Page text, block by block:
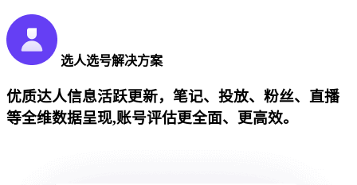
选人选号解决方案
优质达人信息活跃更新，笔记、投放、粉丝、直播
等全维数据呈现,账号评估更全面、更高效。